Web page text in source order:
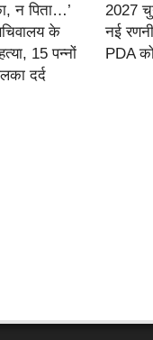
न पिता…’
के
15 पन्नों
दर्द
2027
नई
PDA